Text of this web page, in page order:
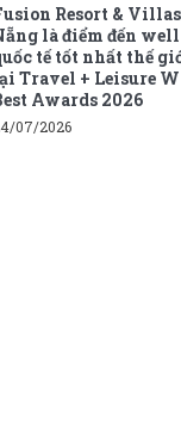
Resort &
là điểm đến
tế tốt nhất thế
Travel + Leisure
Awards 2026
07/2026